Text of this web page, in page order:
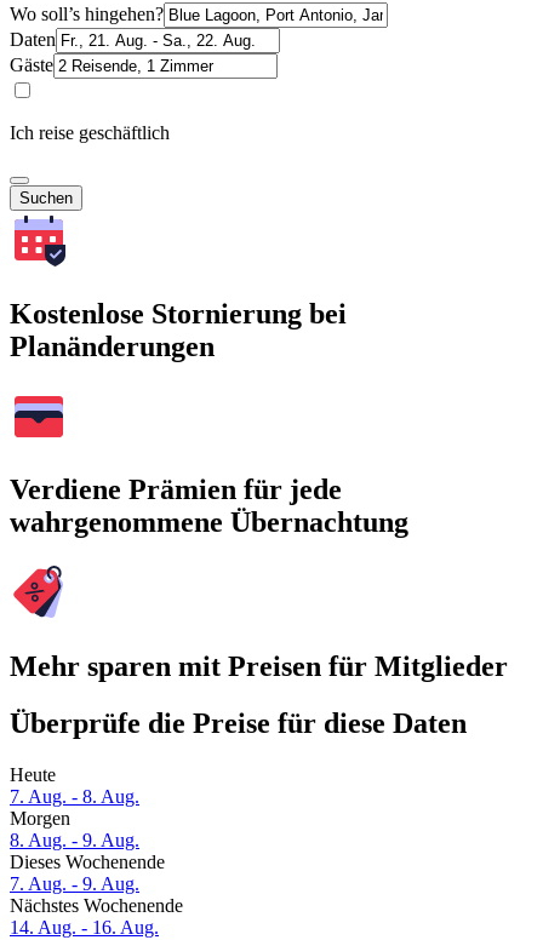
Wo soll’s hingehen?
Daten
Gäste
Ich reise geschäftlich
Suchen
Kostenlose Stornierung bei
Planänderungen
Verdiene Prämien für jede
wahrgenommene Übernachtung
Mehr sparen mit Preisen für Mitglieder
Überprüfe die Preise für diese Daten
Heute
7. Aug. - 8. Aug.
Morgen
8. Aug. - 9. Aug.
Dieses Wochenende
7. Aug. - 9. Aug.
Nächstes Wochenende
14. Aug. - 16. Aug.